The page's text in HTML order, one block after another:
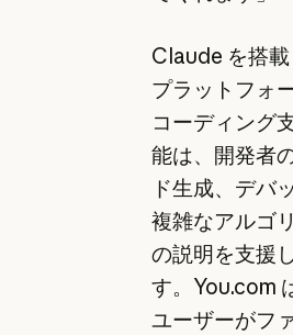
Claude を搭載
プラットフォ
コーディング
能は、開発者
ド生成、デバ
複雑なアルゴ
の説明を支援
す。You.com
ユーザーがフ